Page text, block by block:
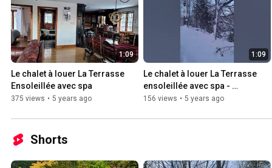
1:09
Le chalet à louer La Terrasse
Ensoleillée avec spa
375 views • 5 years ago
1:09
Le chalet à louer La Terrasse
ensoleillée avec spa -
l'extérieur
156 views • 5 years ago
Shorts